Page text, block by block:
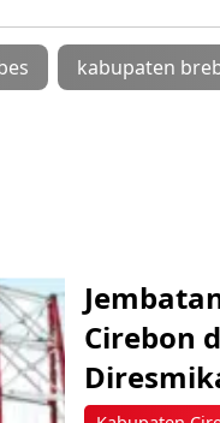
kabupaten
Cirebon